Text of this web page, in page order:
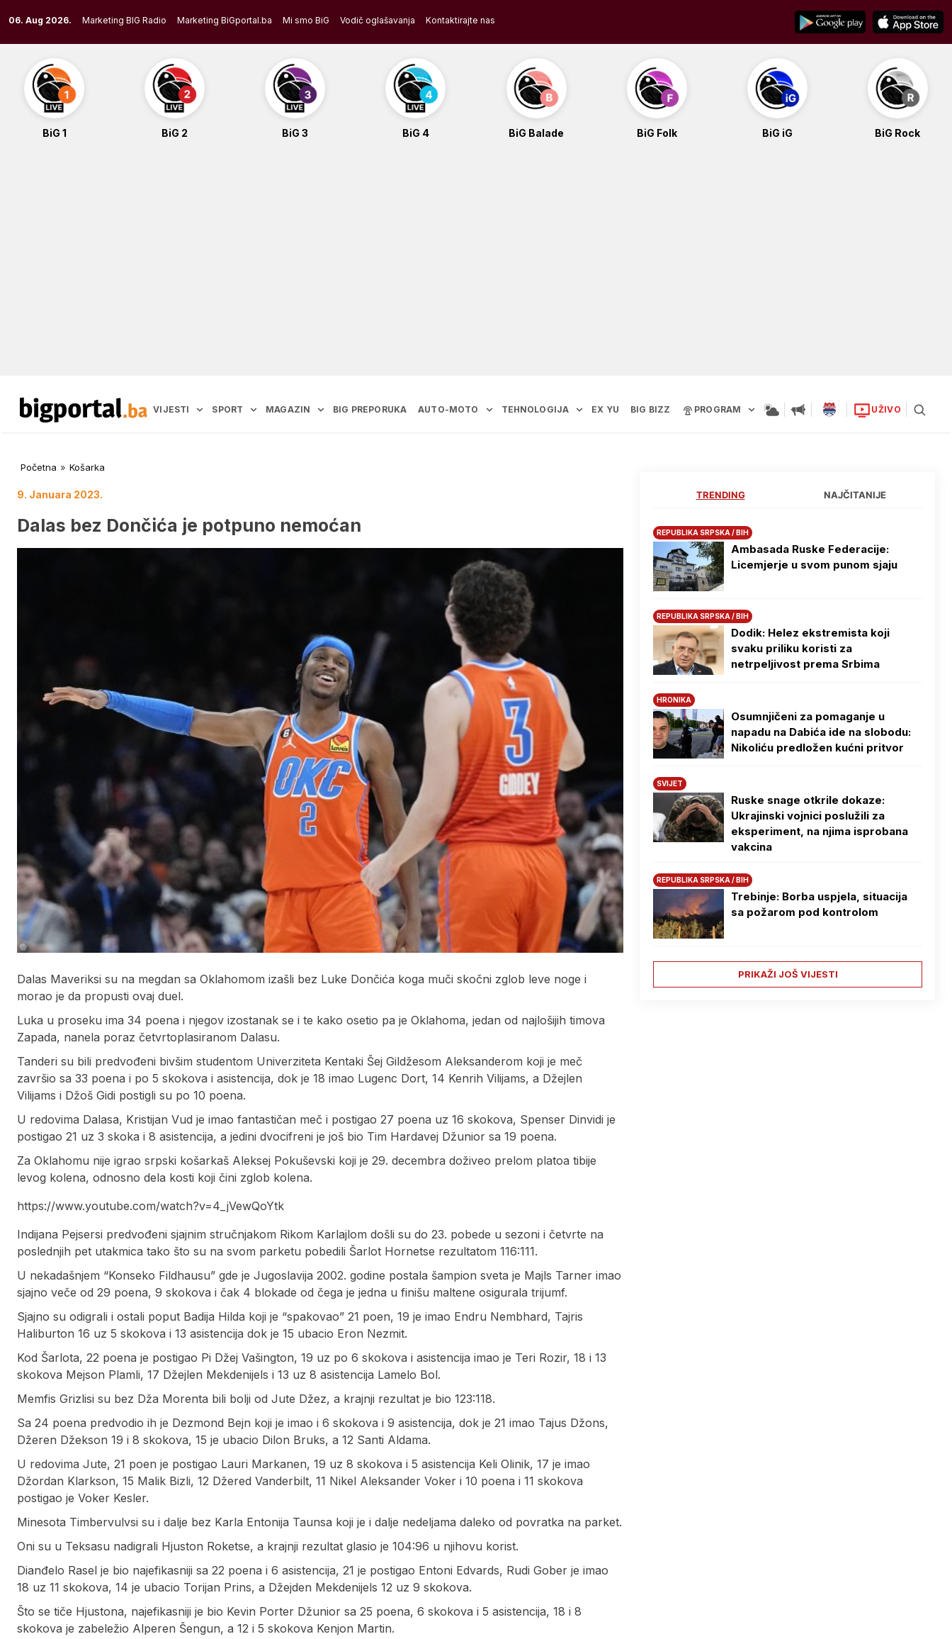
to
content
06. Aug 2026. Marketing BIG Radio Marketing BiGportal.ba Mi smo BiG Vodič oglašavanja Kontaktirajte nas
BiG 1 BiG 2 BiG 3 BiG 4 BiG Balade BiG Folk BiG iG BiG Rock
VIJESTI SPORT MAGAZIN BIG PREPORUKA AUTO-MOTO TEHNOLOGIJA EX YU BIG BIZZ PROGRAM UŽIVO
Početna » Košarka
9. Januara 2023.
Dalas bez Dončića je potpuno nemoćan
Dalas Maveriksi su na megdan sa Oklahomom izašli bez Luke Dončića koga muči skočni zglob leve noge i
morao je da propusti ovaj duel.
Luka u proseku ima 34 poena i njegov izostanak se i te kako osetio pa je Oklahoma, jedan od najlošijih timova
Zapada, nanela poraz četvrtoplasiranom Dalasu.
Tanderi su bili predvođeni bivšim studentom Univerziteta Kentaki Šej Gildžesom Aleksanderom koji je meč
završio sa 33 poena i po 5 skokova i asistencija, dok je 18 imao Lugenc Dort, 14 Kenrih Vilijams, a Džejlen
Vilijams i Džoš Gidi postigli su po 10 poena.
U redovima Dalasa, Kristijan Vud je imao fantastičan meč i postigao 27 poena uz 16 skokova, Spenser Dinvidi je
postigao 21 uz 3 skoka i 8 asistencija, a jedini dvocifreni je još bio Tim Hardavej Džunior sa 19 poena.
Za Oklahomu nije igrao srpski košarkaš Aleksej Pokuševski koji je 29. decembra doživeo prelom platoa tibije
levog kolena, odnosno dela kosti koji čini zglob kolena.
https://www.youtube.com/watch?v=4_jVewQoYtk
Indijana Pejsersi predvođeni sjajnim stručnjakom Rikom Karlajlom došli su do 23. pobede u sezoni i četvrte na
poslednjih pet utakmica tako što su na svom parketu pobedili Šarlot Hornetse rezultatom 116:111.
U nekadašnjem “Konseko Fildhausu” gde je Jugoslavija 2002. godine postala šampion sveta je Majls Tarner imao
sjajno veče od 29 poena, 9 skokova i čak 4 blokade od čega je jedna u finišu maltene osigurala trijumf.
Sjajno su odigrali i ostali poput Badija Hilda koji je “spakovao” 21 poen, 19 je imao Endru Nembhard, Tajris
Haliburton 16 uz 5 skokova i 13 asistencija dok je 15 ubacio Eron Nezmit.
Kod Šarlota, 22 poena je postigao Pi Džej Vašington, 19 uz po 6 skokova i asistencija imao je Teri Rozir, 18 i 13
skokova Mejson Plamli, 17 Džejlen Mekdenijels i 13 uz 8 asistencija Lamelo Bol.
Memfis Grizlisi su bez Dža Morenta bili bolji od Jute Džez, a krajnji rezultat je bio 123:118.
Sa 24 poena predvodio ih je Dezmond Bejn koji je imao i 6 skokova i 9 asistencija, dok je 21 imao Tajus Džons,
Džeren Džekson 19 i 8 skokova, 15 je ubacio Dilon Bruks, a 12 Santi Aldama.
U redovima Jute, 21 poen je postigao Lauri Markanen, 19 uz 8 skokova i 5 asistencija Keli Olinik, 17 je imao
Džordan Klarkson, 15 Malik Bizli, 12 Džered Vanderbilt, 11 Nikel Aleksander Voker i 10 poena i 11 skokova
postigao je Voker Kesler.
Minesota Timbervulvsi su i dalje bez Karla Entonija Taunsa koji je i dalje nedeljama daleko od povratka na parket.
Oni su u Teksasu nadigrali Hjuston Roketse, a krajnji rezultat glasio je 104:96 u njihovu korist.
Dianđelo Rasel je bio najefikasniji sa 22 poena i 6 asistencija, 21 je postigao Entoni Edvards, Rudi Gober je imao
18 uz 11 skokova, 14 je ubacio Torijan Prins, a Džejden Mekdenijels 12 uz 9 skokova.
Što se tiče Hjustona, najefikasniji je bio Kevin Porter Džunior sa 25 poena, 6 skokova i 5 asistencija, 18 i 8
skokova je zabeležio Alperen Šengun, a 12 i 5 skokova Kenjon Martin.
TRENDING NAJČITANIJE
REPUBLIKA SRPSKA / BIH
Ambasada Ruske Federacije:
Licemjerje u svom punom sjaju
REPUBLIKA SRPSKA / BIH
Dodik: Helez ekstremista koji
svaku priliku koristi za
netrpeljivost prema Srbima
HRONIKA
Osumnjičeni za pomaganje u
napadu na Dabića ide na slobodu:
Nikoliću predložen kućni pritvor
SVIJET
Ruske snage otkrile dokaze:
Ukrajinski vojnici poslužili za
eksperiment, na njima isprobana
vakcina
REPUBLIKA SRPSKA / BIH
Trebinje: Borba uspjela, situacija
sa požarom pod kontrolom
PRIKAŽI JOŠ VIJESTI